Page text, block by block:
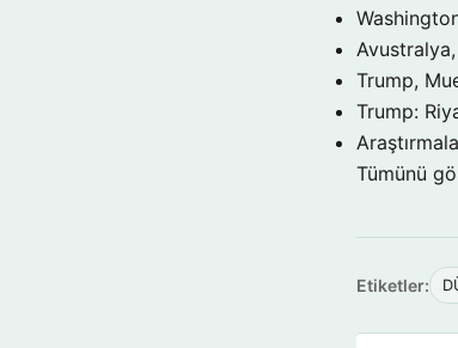
Avustralya,
Trump,
Trump:
Tümünü
Etiketler: